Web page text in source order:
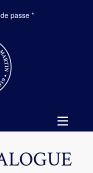
passe*Obligatoire